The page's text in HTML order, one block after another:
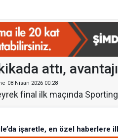
attı,
08 Nisan 2026 00:28
final ilk maçında
işaretle, en özel haberlere